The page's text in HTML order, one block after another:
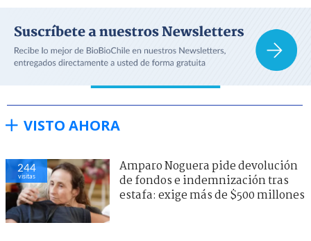
VISTO AHORA
244
visitas
Amparo Noguera pide devolución
de fondos e indemnización tras
estafa: exige más de $500 millones